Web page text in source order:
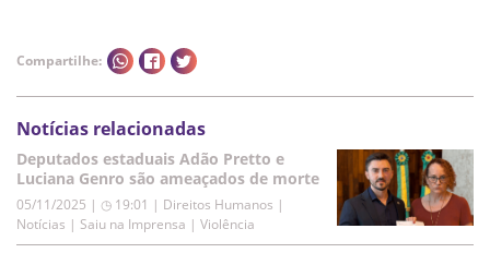
Compartilhe:
Notícias relacionadas
Deputados estaduais Adão Pretto e
Luciana Genro são ameaçados de morte
05/11/2025 | ◷ 19:01 | Direitos Humanos |
Notícias | Saiu na Imprensa | Violência